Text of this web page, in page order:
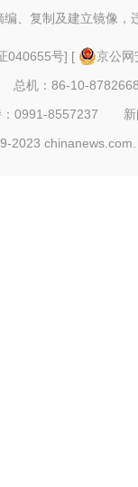
、复制及建立镜像，
040655号] [
京公
总机：86-10-
：0991-8557237
2023